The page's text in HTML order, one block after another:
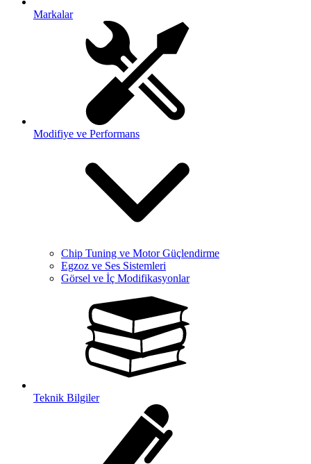
Markalar
Modifiye ve Performans
Chip Tuning ve Motor Güçlendirme
Egzoz ve Ses Sistemleri
Görsel ve İç Modifikasyonlar
Teknik Bilgiler